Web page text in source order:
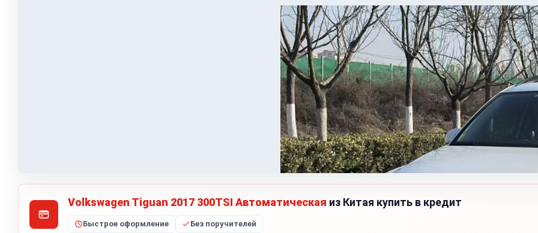
Volkswagen Tiguan 2017 300TSI Автоматическая из Китая купить в кредит
Быстрое оформление Без поручителей